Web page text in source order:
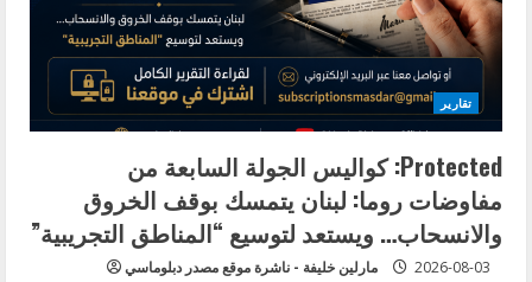
a
d
i
n
g
تقارير
Protected: كواليس الجولة السابعة من
مفاوضات روما: لبنان يتمسك بوقف الخروق
والانسحاب… ويستعد لتوسيع “المناطق التجريبية”
مارلين خليفة - ناشرة موقع مصدر دبلوماسي 2026-08-03